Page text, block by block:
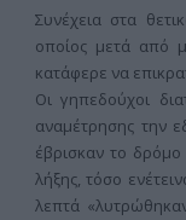
Συνέχεια στα
οποίος μετά από
κατάφερε να
Οι γηπεδούχοι
αναμέτρησης την
έβρισκαν το
λήξης, τόσο
λεπτά